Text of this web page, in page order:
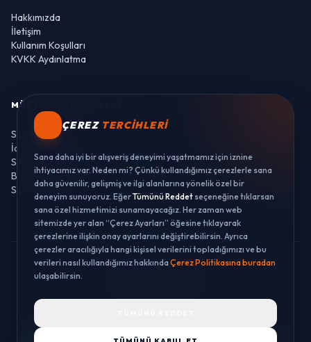
Hakkımızda
İletişim
Kullanım Koşulları
KVKK Aydınlatma
MÜŞTERI HIZMETLERI
Sipariş Takibi
İade ve Değişim
Sıkça Sorulan Sorular
Banka Hesaplarımız
Sipariş Takibi
© 2026 LUSTWAY. TÜM HAKLARI SAKLIDIR.
ÇEREZ TERCIHLERI
Sana daha iyi bir alışveriş deneyimi yaşatmamız için iznine
ihtiyacımız var. Neden mi? Çünkü kullandığımız çerezlerle sana
daha güvenilir, gelişmiş ve ilgi alanlarına yönelik özel bir
deneyim sunuyoruz. EğerTümünü Reddet seçeneğine tıklarsan
sana özel hizmetimizi sunamayacağız. Her zaman web
sitemizde yer alan “Çerez Ayarları” öğesine tıklayarak
çerezlerine ilişkin onay ayarlarını değiştirebilirsin. Ayrıca
çerezler aracılığıyla hangi kişisel verilerini topladığımızı ve bu
verileri nasıl kullandığımız hakkındaÇerez Politikasına buradan
ulaşabilirsin.